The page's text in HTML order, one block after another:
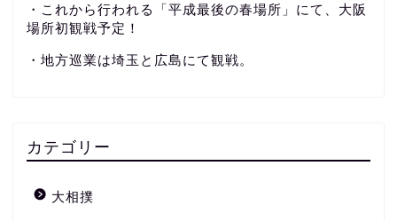
・これから行われる「平成最後の春場所」にて、大阪
場所初観戦予定！
・地方巡業は埼玉と広島にて観戦。
カテゴリー
大相撲